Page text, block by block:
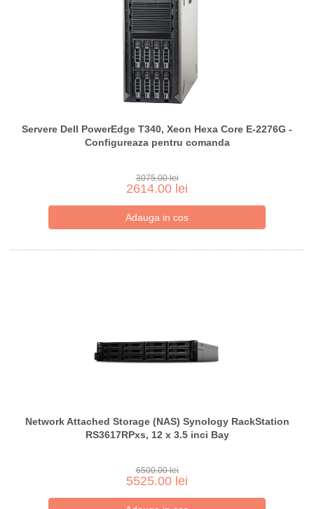
Servere Dell PowerEdge T340, Xeon Hexa Core E-2276G -
Configureaza pentru comanda
3075.00 lei
2614.00 lei
Network Attached Storage (NAS) Synology RackStation
RS3617RPxs, 12 x 3.5 inci Bay
6500.00 lei
5525.00 lei